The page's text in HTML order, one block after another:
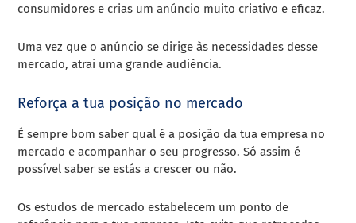
consumidores e crias um anúncio muito criativo e eficaz.
Uma vez que o anúncio se dirige às necessidades desse
mercado, atrai uma grande audiência.
Reforça a tua posição no mercado
É sempre bom saber qual é a posição da tua empresa no
mercado e acompanhar o seu progresso. Só assim é
possível saber se estás a crescer ou não.
Os estudos de mercado estabelecem um ponto de